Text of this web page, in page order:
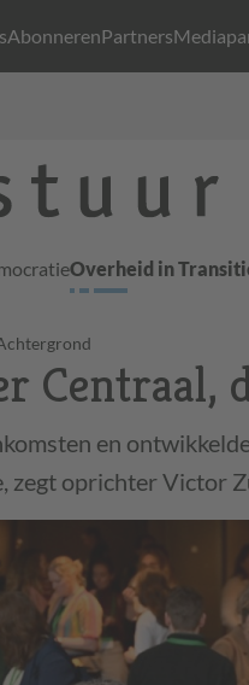
AbonnerenPartners
Overheid in
Centraal,
en
zegt oprichter Victor